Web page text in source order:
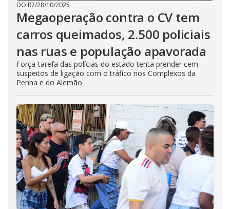
DO R7/28/10/2025
Megaoperação contra o CV tem
carros queimados, 2.500 policiais
nas ruas e população apavorada
Força-tarefa das polícias do estado tenta prender cem
suspeitos de ligação com o tráfico nos Complexos da
Penha e do Alemão